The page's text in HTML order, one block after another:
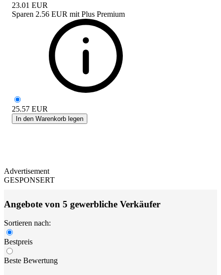
23.01 EUR
Sparen 2.56 EUR mit Plus Premium
25.57 EUR
In den Warenkorb legen
Advertisement
GESPONSERT
Angebote von 5 gewerbliche Verkäufer
Sortieren nach:
Bestpreis
Beste Bewertung